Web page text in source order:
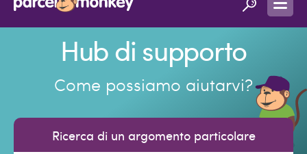
Hub di supporto
Come possiamo aiutarvi?
Ricerca di un argomento particolare